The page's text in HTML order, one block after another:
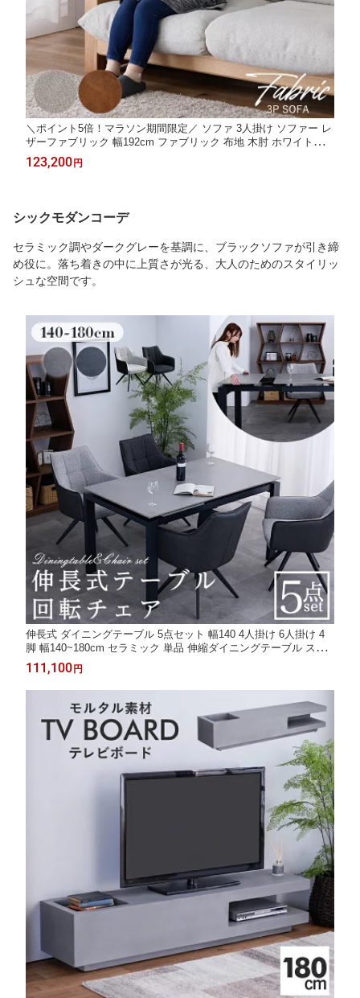
＼ポイント5倍！マラソン期間限定／ ソファ 3人掛け ソファー レ
ザーファブリック 幅192cm ファブリック 布地 木肘 ホワイトオー
ク 天然木 無垢 北欧 モダン おしゃれ / 高級感 ソファー 木製フレ
ーム リビンクソファ アーム ブラック アイボリー sanjp-1256
123,200 円
シックモダンコーデ
セラミック調やダークグレーを基調に、ブラックソファが引き締
め役に。落ち着きの中に上質さが光る、大人のためのスタイリッ
シュな空間です。
伸長式 ダイニングテーブル 5点セット 幅140 4人掛け 6人掛け 4
脚 幅140~180cm セラミック 単品 伸縮ダイニングテーブル スチ
ール脚 モダン 伸縮 / 伸縮テーブル ダークグレー ライトグレー リ
ビングテーブル 北欧 シンプル おしゃれ 通販 sanjp-1228
111,100 円